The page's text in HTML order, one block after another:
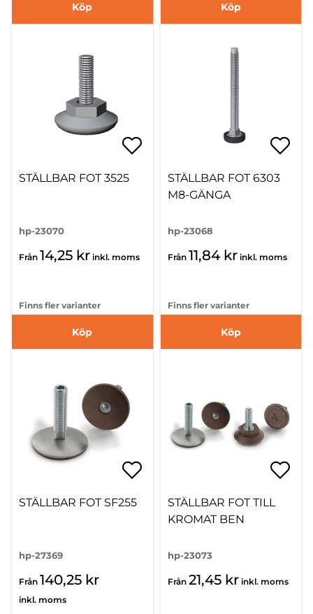
Köp Köp
STÄLLBAR FOT 3525
hp-23070
Från 14,25 kr inkl. moms
Finns fler varianter
Köp
STÄLLBAR FOT 6303
M8-GÄNGA
hp-23068
Från 11,84 kr inkl. moms
Finns fler varianter
Köp
STÄLLBAR FOT SF255
hp-27369
Från 140,25 kr
inkl. moms
STÄLLBAR FOT TILL
KROMAT BEN
hp-23073
Från 21,45 kr inkl. moms